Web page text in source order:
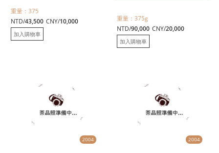
重量：375
NTD/43,500 CNY/10,000
加入購物車
重量：375g
NTD/90,000 CNY/20,000
加入購物車
2004 2004